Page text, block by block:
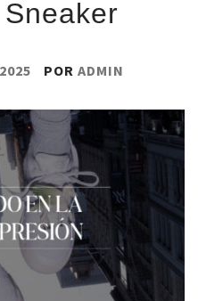
POR ADMIN